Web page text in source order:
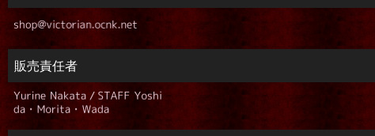
販売責任者